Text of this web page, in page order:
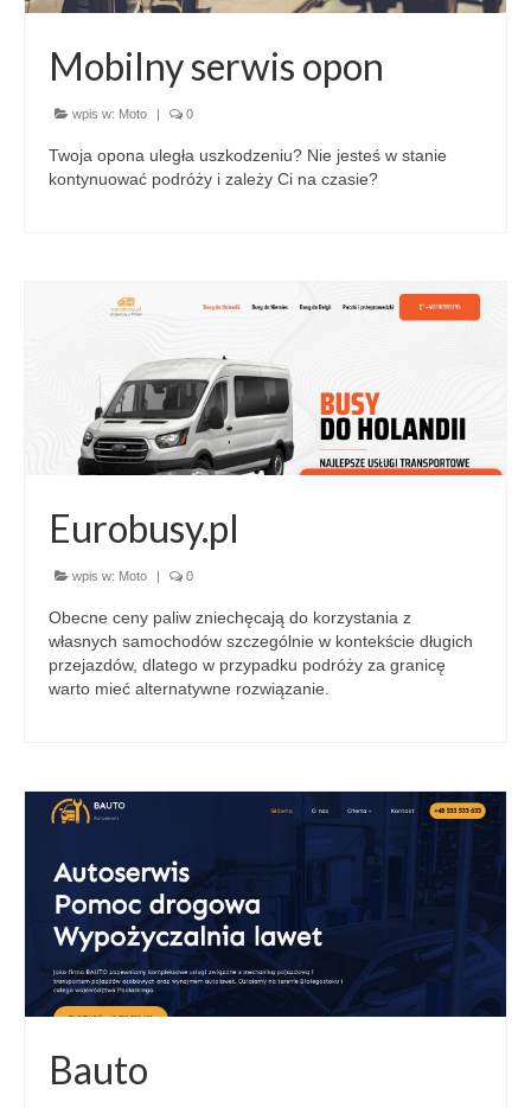
Mobilny serwis opon
wpis w: Moto | 0
Twoja opona uległa uszkodzeniu? Nie jesteś w stanie
kontynuować podróży i zależy Ci na czasie?
Eurobusy.pl
wpis w: Moto | 0
Obecne ceny paliw zniechęcają do korzystania z
własnych samochodów szczególnie w kontekście długich
przejazdów, dlatego w przypadku podróży za granicę
warto mieć alternatywne rozwiązanie.
Bauto